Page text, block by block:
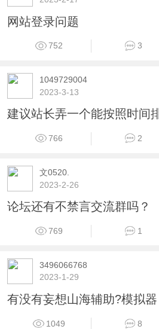
网站登录问题
752 3
1049729004
2023-3-13
建议站长弄一个能按照时间
766 2
文0520.
2023-2-26
论坛还有不禁言交流群吗？
769 1
3496066768
2023-1-29
有没有妄想山海辅助?模拟器
1049 8